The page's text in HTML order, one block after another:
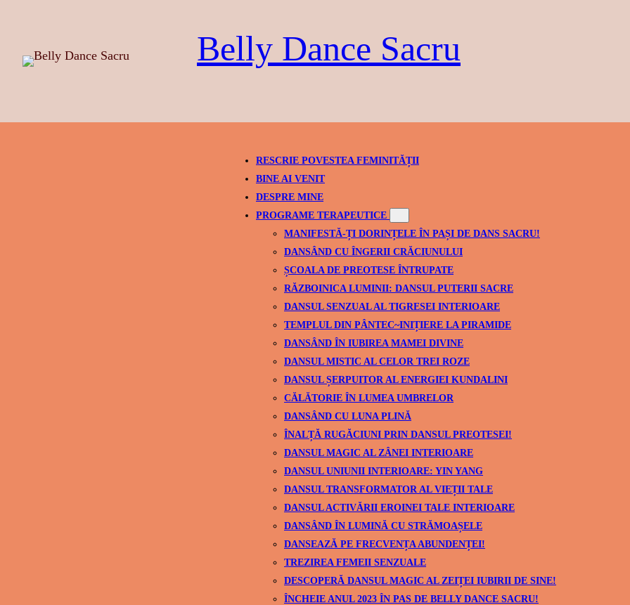
Belly Dance Sacru
RESCRIE POVESTEA FEMINITĂȚII
BINE AI VENIT
DESPRE MINE
PROGRAME TERAPEUTICE
MANIFESTĂ-ȚI DORINȚELE ÎN PAȘI DE DANS SACRU!
DANSÂND CU ÎNGERII CRĂCIUNULUI
ȘCOALA DE PREOTESE ÎNTRUPATE
RĂZBOINICA LUMINII: DANSUL PUTERII SACRE
DANSUL SENZUAL AL TIGRESEI INTERIOARE
TEMPLUL DIN PÂNTEC~INIȚIERE LA PIRAMIDE
DANSÂND ÎN IUBIREA MAMEI DIVINE
DANSUL MISTIC AL CELOR TREI ROZE
DANSUL ȘERPUITOR AL ENERGIEI KUNDALINI
CĂLĂTORIE ÎN LUMEA UMBRELOR
DANSÂND CU LUNA PLINĂ
ÎNALȚĂ RUGĂCIUNI PRIN DANSUL PREOTESEI!
DANSUL MAGIC AL ZÂNEI INTERIOARE
DANSUL UNIUNII INTERIOARE: YIN YANG
DANSUL TRANSFORMATOR AL VIEȚII TALE
DANSUL ACTIVĂRII EROINEI TALE INTERIOARE
DANSÂND ÎN LUMINĂ CU STRĂMOAȘELE
DANSEAZĂ PE FRECVENȚA ABUNDENȚEI!
TREZIREA FEMEII SENZUALE
DESCOPERĂ DANSUL MAGIC AL ZEIȚEI IUBIRII DE SINE!
ÎNCHEIE ANUL 2023 ÎN PAS DE BELLY DANCE SACRU!